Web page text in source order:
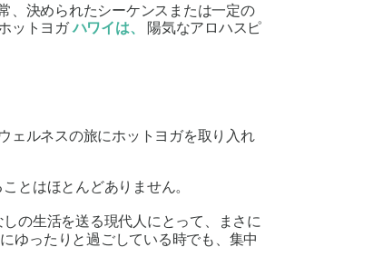
、決められたシーケンスまたは一定の
ットヨガハワイは、
陽気なアロハスピ
ェルネスの旅にホットヨガを取り入れ
とはほとんどありません。
の生活を送る現代人にとって、まさに
ゆったりと過ごしている時でも、集中